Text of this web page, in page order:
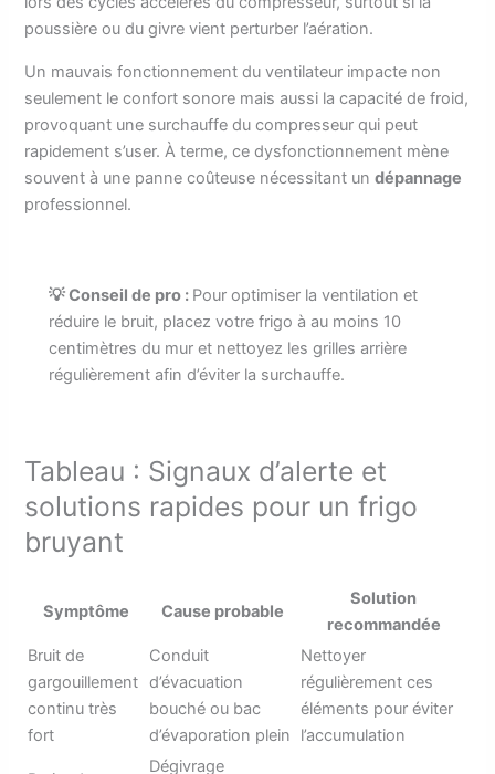
poussière ou du givre vient perturber l’aération.
Un mauvais fonctionnement du ventilateur impacte non
seulement le confort sonore mais aussi la capacité de froid,
provoquant une surchauffe du compresseur qui peut
rapidement s’user. À terme, ce dysfonctionnement mène
souvent à une panne coûteuse nécessitant undépannage
professionnel.
💡 Conseil de pro : Pour optimiser la ventilation et
réduire le bruit, placez votre frigo à au moins 10
centimètres du mur et nettoyez les grilles arrière
régulièrement afin d’éviter la surchauffe.
Tableau : Signaux d’alerte et
solutions rapides pour un frigo
bruyant
Symptôme Cause probable
Solution
recommandée
Bruit de
gargouillement
continu très
fort
Conduit
d’évacuation
bouché ou bac
d’évaporation plein
Nettoyer
régulièrement ces
éléments pour éviter
l’accumulation
Dégivrage